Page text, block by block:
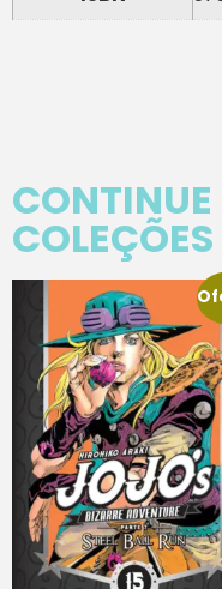
CONTINUE
COLEÇÕES